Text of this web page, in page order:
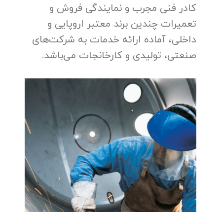
کادر فنی مجرب و نمایندگی فروش و
تعمیرات چندین برند معتبر اروپایی و
داخلی، آماده ارائه خدمات به شرکت‌های
صنعتی، تولیدی و کارخانجات می‌باشد.